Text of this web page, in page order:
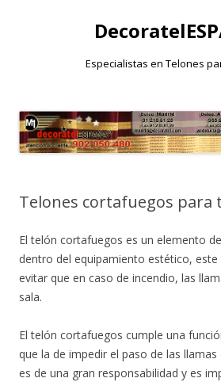
Especialistas en Telones
al
Telones cortafuegos para
El telón cortafuegos es un elemento
dentro del equipamiento estético,
evitar que en caso de incendio, las
sala.
El telón cortafuegos cumple una
que la de impedir el paso de las
es de una gran responsabilidad y es